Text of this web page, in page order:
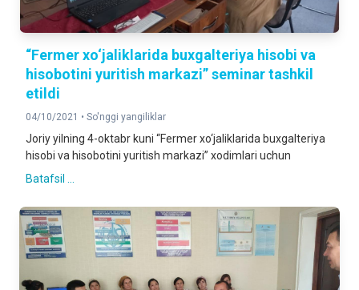
“Fermer xo‘jaliklarida buxgalteriya hisobi va
hisobotini yuritish markazi” seminar tashkil
etildi
04/10/2021 • So'nggi yangiliklar
Joriy yilning 4-оktabr kuni “Fermer xo‘jaliklarida buxgalteriya
hisobi va hisobotini yuritish markazi” xodimlari uchun
Batafsil ...